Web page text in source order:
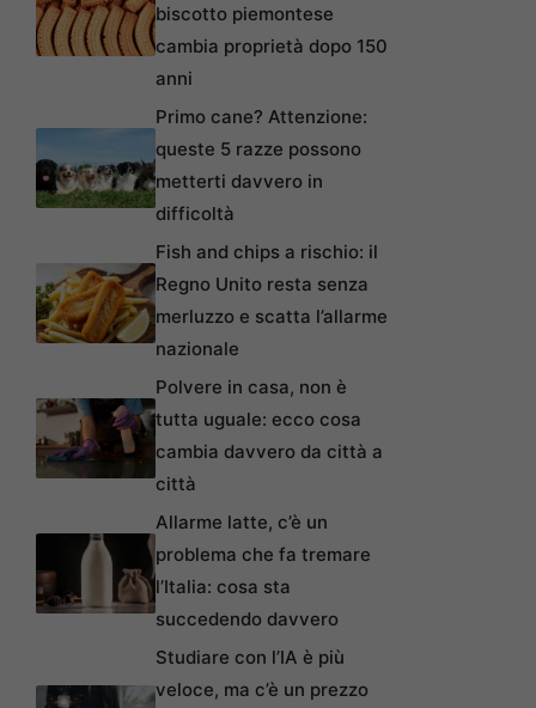
biscotto piemontese
cambia proprietà dopo 150
anni
Primo cane? Attenzione:
queste 5 razze possono
metterti davvero in
difficoltà
Fish and chips a rischio: il
Regno Unito resta senza
merluzzo e scatta l’allarme
nazionale
Polvere in casa, non è
tutta uguale: ecco cosa
cambia davvero da città a
città
Allarme latte, c’è un
problema che fa tremare
l’Italia: cosa sta
succedendo davvero
Studiare con l’IA è più
veloce, ma c’è un prezzo